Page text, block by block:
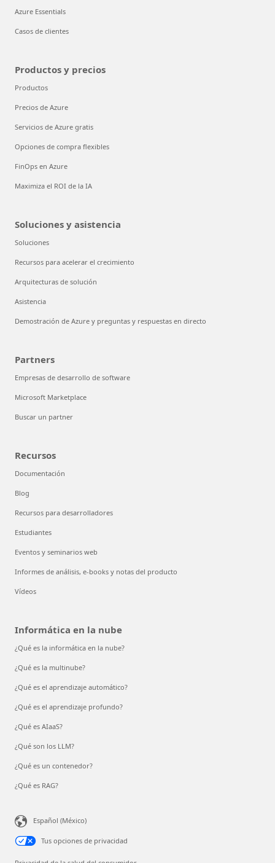
Azure Essentials
Casos de clientes
Productos y precios
Productos
Precios de Azure
Servicios de Azure gratis
Opciones de compra flexibles
FinOps en Azure
Maximiza el ROI de la IA
Soluciones y asistencia
Soluciones
Recursos para acelerar el crecimiento
Arquitecturas de solución
Asistencia
Demostración de Azure y preguntas y respuestas en directo
Partners
Empresas de desarrollo de software
Microsoft Marketplace
Buscar un partner
Recursos
Documentación
Blog
Recursos para desarrolladores
Estudiantes
Eventos y seminarios web
Informes de análisis, e-books y notas del producto
Vídeos
Informática en la nube
¿Qué es la informática en la nube?
¿Qué es la multinube?
¿Qué es el aprendizaje automático?
¿Qué es el aprendizaje profundo?
¿Qué es AIaaS?
¿Qué son los LLM?
¿Qué es un contenedor?
¿Qué es RAG?
Español (México)
Tus opciones de privacidad